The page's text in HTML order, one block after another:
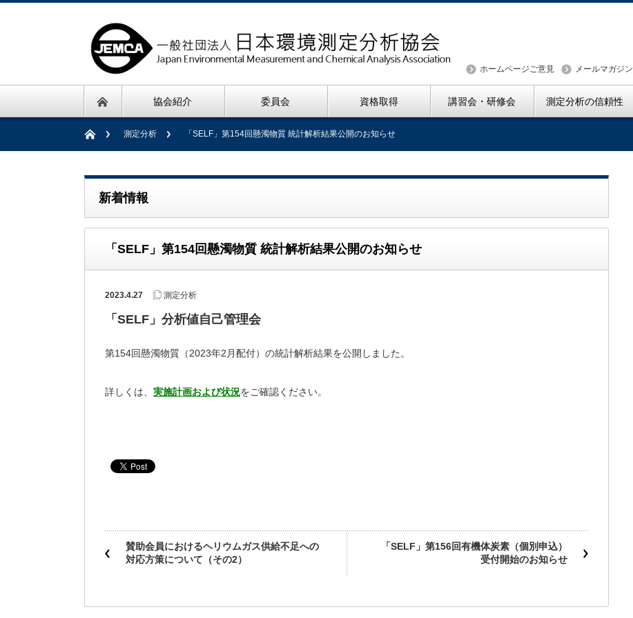
ホームページご意見 メールマガジン
協会紹介 委員会 資格取得 講習会・研修会 測定分析の信頼性
測定分析 「SELF」第154回懸濁物質 統計解析結果公開のお知らせ
新着情報
「SELF」第154回懸濁物質 統計解析結果公開のお知らせ
2023.4.27 測定分析
「SELF」分析値自己管理会
第154回懸濁物質（2023年2月配付）の統計解析結果を公開しました。
詳しくは、 実施計画および状況をご確認ください。
賛助会員におけるヘリウムガス供給不足への
対応方策について（その2）
「SELF」第156回有機体炭素（個別申込）
受付開始のお知らせ